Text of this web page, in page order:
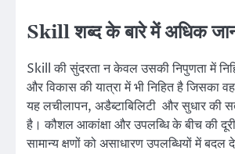
Skill शब्द के बारे में अधिक
Skill की सुंदरता न केवल उसकी निपुणता में
और विकास की यात्रा में भी निहित है जिसका
यह लचीलापन, अडैब्टाबिलिटी और सुधार की
है। कौशल आकांक्षा और उपलब्धि के बीच की
सामान्य क्षणों को असाधारण उपलब्धियों में बदल